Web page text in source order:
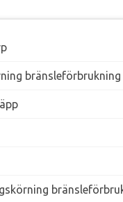
bränsleförbrukning